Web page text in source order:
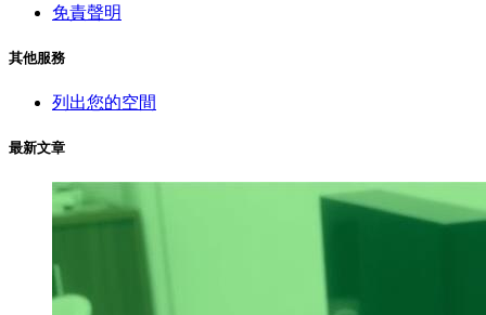
免責聲明
其他服務
列出您的空間
最新文章